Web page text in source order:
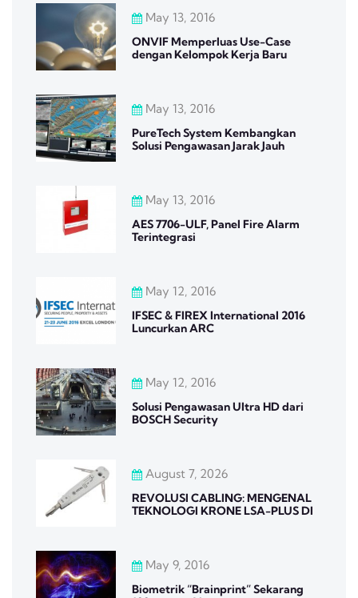
May 13, 2016
ONVIF Memperluas Use-Case
dengan Kelompok Kerja Baru
May 13, 2016
PureTech System Kembangkan
Solusi Pengawasan Jarak Jauh
May 13, 2016
AES 7706-ULF, Panel Fire Alarm
Terintegrasi
May 12, 2016
IFSEC & FIREX International 2016
Luncurkan ARC
May 12, 2016
Solusi Pengawasan Ultra HD dari
BOSCH Security
August 7, 2026
REVOLUSI CABLING: MENGENAL
TEKNOLOGI KRONE LSA-PLUS DI
May 9, 2016
Biometrik “Brainprint” Sekarang